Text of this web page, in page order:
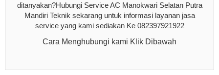
ditanyakan?Hubungi Service AC Manokwari Selatan Putra
Mandiri Teknik sekarang untuk informasi layanan jasa
service yang kami sediakan Ke 082397921922
Cara Menghubungi kami Klik Dibawah